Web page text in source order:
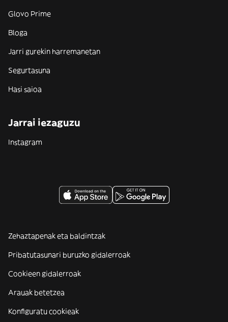
Glovo Prime
Bloga
Jarri gurekin harremanetan
Segurtasuna
Hasi saioa
Jarrai iezaguzu
Instagram
Zehaztapenak eta baldintzak
Pribatutasunari buruzko gidalerroak
Cookieen gidalerroak
Arauak betetzea
Konfiguratu cookieak